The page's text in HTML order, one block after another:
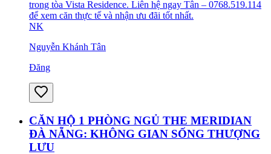
trong tòa Vista Residence. Liên hệ ngay Tân – 0768.519.114
để xem căn thực tế và nhận ưu đãi tốt nhất.
NK
Nguyễn Khánh Tân
Đăng
CĂN HỘ 1 PHÒNG NGỦ THE MERIDIAN
ĐÀ NẴNG: KHÔNG GIAN SỐNG THƯỢNG
LƯU